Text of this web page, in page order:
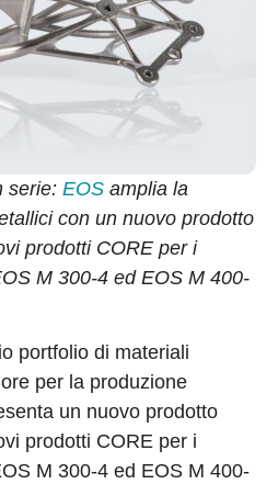
serie: EOS amplia la
con un nuovo prodotto
prodotti CORE per i
M 300-4 ed EOS M 400-
portfolio di materiali
per la produzione
un nuovo prodotto
prodotti CORE per i
M 300-4 ed EOS M 400-